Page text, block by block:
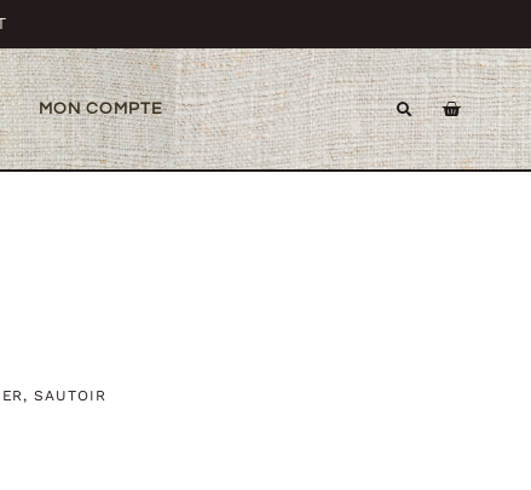
MON COMPTE
,SAUTOIR